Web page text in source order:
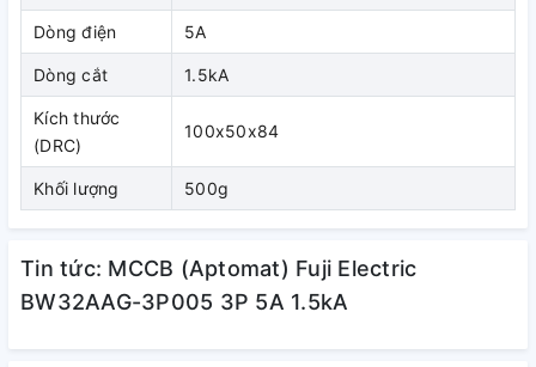
- Thân thiện với môi trường.
+ Dễ dàng tái chế bằng cách đánh dấu các bộ phận chính
Dòng điện 5A
Dòng cắt 1.5kA
Kích thước
(DRC)
100x50x84
Khối lượng 500g
Tin tức: MCCB (Aptomat) Fuji Electric
BW32AAG-3P005 3P 5A 1.5kA